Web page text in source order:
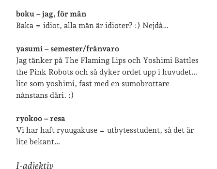
frågor & svar
födelsedag geocaching Göteborg
hemmet hemsidan
jobb lopp läsning löpning
musik månadsbild nobelpristagare
shopping skolan skor
Skriva
teater
boku – jag, för män
Baka = idiot, alla män är idioter? :) Nejdå…
yasumi – semester/frånvaro
Jag tänker på The Flaming Lips och Yoshimi Battles
the Pink Robots och så dyker ordet upp i huvudet…
lite som yoshimi, fast med en sumobrottare
nånstans däri. :)
ryokoo – resa
Vi har haft ryuugakuse = utbytesstudent, så det är
lite bekant…
I-adjektiv